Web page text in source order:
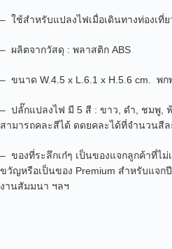
– ใช้สำหรับแปลงไฟเมื่อเดินทางท่องเที่ย
– ผลิตจากวัสดุ : พลาสติก ABS
– ขนาด W.4.5 x L.6.1 x H.5.6 cm. พก
– ปลั๊กแปลงไฟ มี 5 สี : ขาว, ดำ, ชมพู,
สามารถคละสีได้ ดดยคละได้ที่จำนวนสี
– ของที่ระลึกเก๋ๆ เป็นของแจกลูกค้าที่ไ
ขวัญหรือเป็นของ Premium สำหรับแจก
งานสัมมนา ฯลฯ